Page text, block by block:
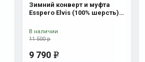
Зимний конверт и муфта
Esspero Elvis (100% шерсть)
11 500 р
9 790 e
В наличии